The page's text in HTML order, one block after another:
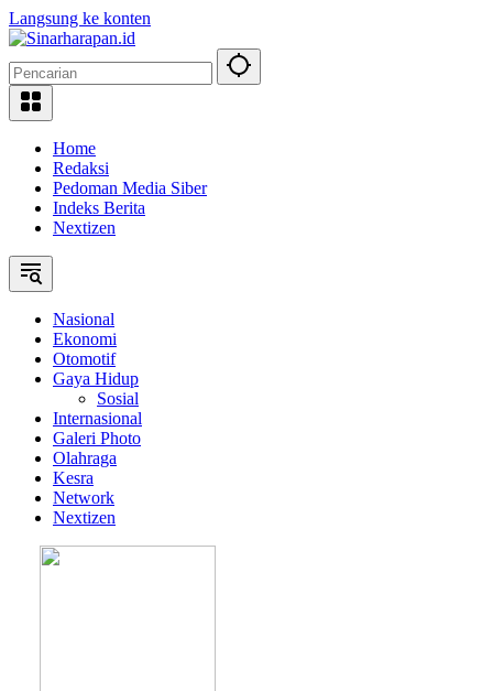
Langsung ke konten
Home
Redaksi
Pedoman Media Siber
Indeks Berita
Nextizen
Nasional
Ekonomi
Otomotif
Gaya Hidup
Sosial
Internasional
Galeri Photo
Olahraga
Kesra
Network
Nextizen